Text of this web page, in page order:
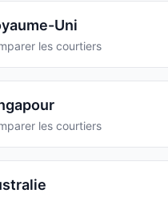
Uni
les courtiers
les courtiers